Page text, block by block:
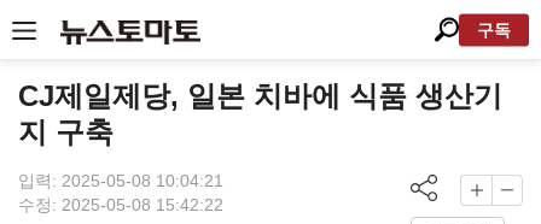
구독
CJ제일제당, 일본 치바에 식품 생산기
지 구축
입력: 2025-05-08 10:04:21
수정: 2025-05-08 15:42:22